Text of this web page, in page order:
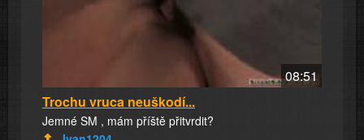
08:51
Trochu vruca neuškodí...
Jemné SM , mám příště přitvrdit?